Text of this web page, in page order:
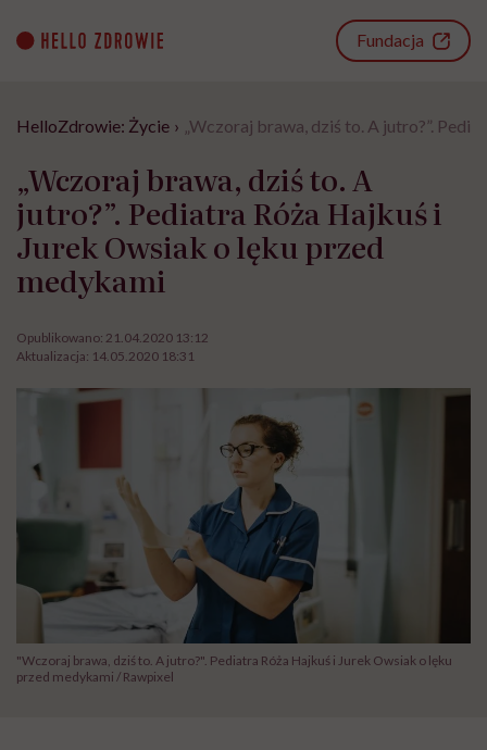
content
Fundacja
HelloZdrowie: Życie › „Wczoraj brawa, dziś to. A jutro?”.
„Wczoraj brawa, dziś to. A
jutro?”. Pediatra Róża Hajkuś i
Jurek Owsiak o lęku przed
medykami
Opublikowano: 21.04.2020 13:12
Aktualizacja: 14.05.2020 18:31
"Wczoraj brawa, dziś to. A jutro?". Pediatra Róża Hajkuś i Jurek Owsiak o lęku
przed medykami / Rawpixel